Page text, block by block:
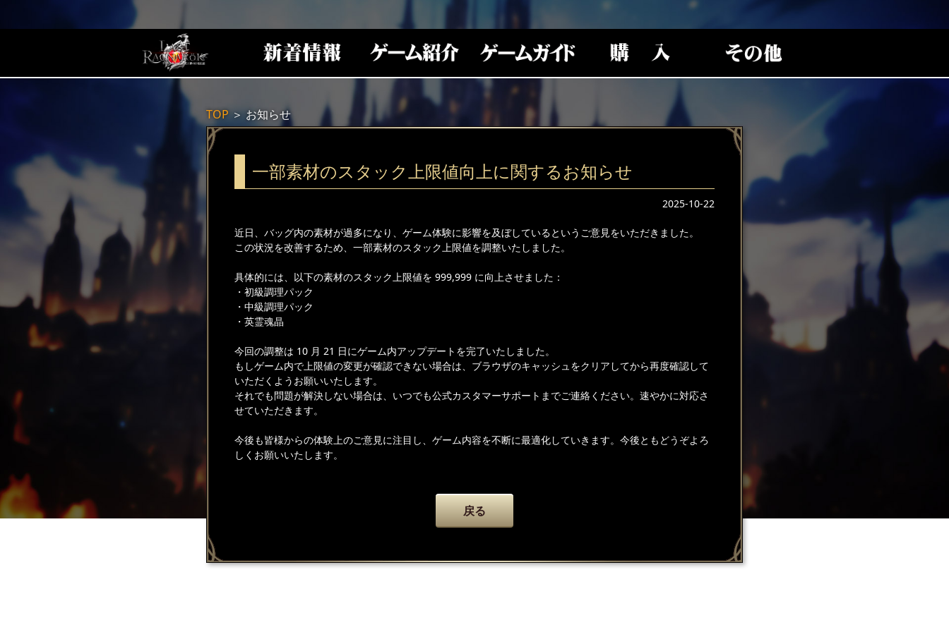
TOP＞お知らせ
一部素材のスタック上限値向上に関するお知らせ
2025-10-22
近日、バッグ内の素材が過多になり、ゲーム体験に影響を及ぼしているというご意見をいただきました。
この状況を改善するため、一部素材のスタック上限値を調整いたしました。
具体的には、以下の素材のスタック上限値を 999,999 に向上させました：
・初級調理パック
・中級調理パック
・英霊魂晶
今回の調整は 10 月 21 日にゲーム内アップデートを完了いたしました。
もしゲーム内で上限値の変更が確認できない場合は、ブラウザのキャッシュをクリアしてから再度確認して
いただくようお願いいたします。
それでも問題が解決しない場合は、いつでも公式カスタマーサポートまでご連絡ください。速やかに対応さ
せていただきます。
今後も皆様からの体験上のご意見に注目し、ゲーム内容を不断に最適化していきます。今後ともどうぞよろ
しくお願いいたします。
戻る